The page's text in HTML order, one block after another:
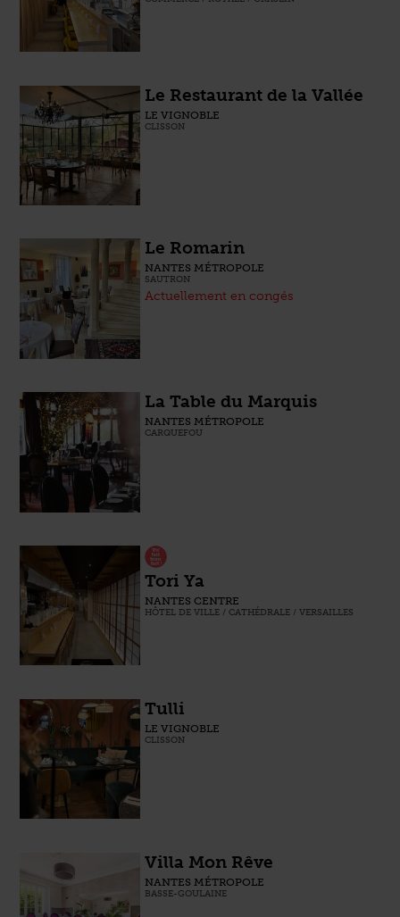
Le Restaurant de la Vallée
LE VIGNOBLE
CLISSON
Le Romarin
NANTES MÉTROPOLE
SAUTRON
Actuellement en congés
La Table du Marquis
NANTES MÉTROPOLE
CARQUEFOU
Tori Ya
NANTES CENTRE
HÔTEL DE VILLE / CATHÉDRALE / VERSAILLES
Tulli
LE VIGNOBLE
CLISSON
Villa Mon Rêve
NANTES MÉTROPOLE
BASSE-GOULAINE